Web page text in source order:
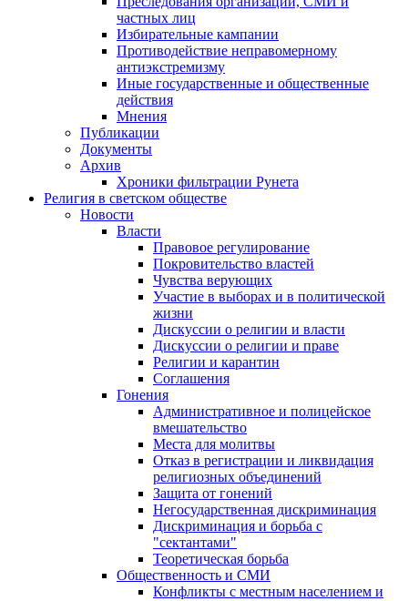
частных лиц
Избирательные кампании
Противодействие неправомерному
антиэкстремизму
Иные государственные и общественные
действия
Мнения
Публикации
Документы
Архив
Хроники фильтрации Рунета
Религия в светском обществе
Новости
Власти
Правовое регулирование
Покровительство властей
Чувства верующих
Участие в выборах и в политической
жизни
Дискуссии о религии и власти
Дискуссии о религии и праве
Религии и карантин
Соглашения
Гонения
Административное и полицейское
вмешательство
Места для молитвы
Отказ в регистрации и ликвидация
религиозных объединений
Защита от гонений
Негосударственная дискриминация
Дискриминация и борьба с
"сектантами"
Теоретическая борьба
Общественность и СМИ
Конфликты с местным населением и